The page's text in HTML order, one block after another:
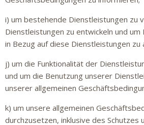
i) um bestehende Dienstleistungen zu
Dienstleistungen zu entwickeln und
in Bezug auf diese Dienstleistungen zu
j) um die Funktionalität der
und um die Benutzung unserer
unserer allgemeinen
k) um unsere allgemeinen
durchzusetzen, inklusive des Schutzes